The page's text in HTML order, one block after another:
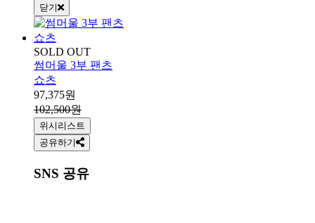
닫기
SOLD OUT
썸머울 3부 팬츠
쇼츠
97,375원
102,500원
위시리스트
공유하기
SNS 공유